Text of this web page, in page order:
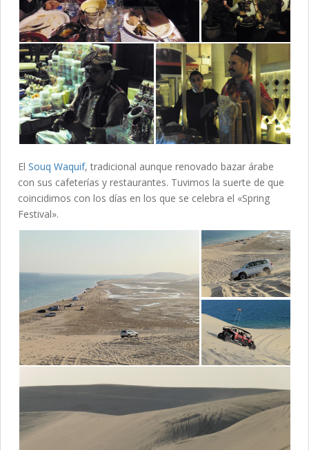
El Souq Waquif, tradicional aunque renovado bazar árabe
con sus cafeterías y restaurantes. Tuvimos la suerte de que
coincidimos con los días en los que se celebra el «Spring
Festival».